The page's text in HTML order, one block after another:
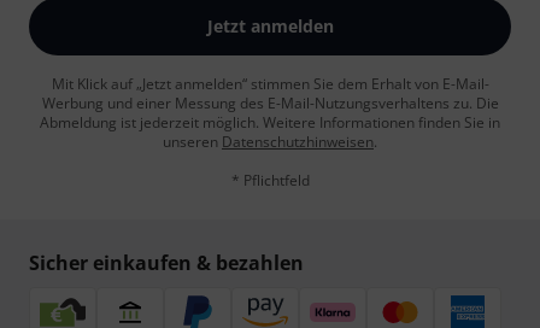
Jetzt anmelden
Mit Klick auf „Jetzt anmelden“ stimmen Sie dem Erhalt von E-Mail-
Werbung und einer Messung des E-Mail-Nutzungsverhaltens zu. Die
Abmeldung ist jederzeit möglich. Weitere Informationen finden Sie in
unseren Datenschutzhinweisen.
* Pflichtfeld
Sicher einkaufen & bezahlen